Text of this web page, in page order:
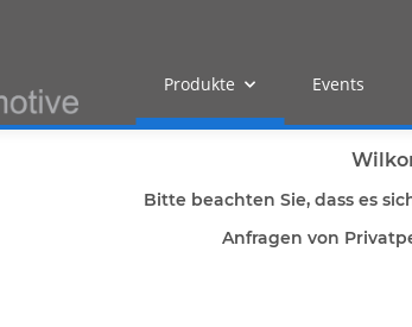
Produkte Events
Bitte beachten Sie, dass es
Anfragen von